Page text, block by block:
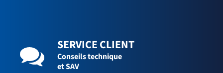
SERVICE CLIENT
Conseils technique
et SAV